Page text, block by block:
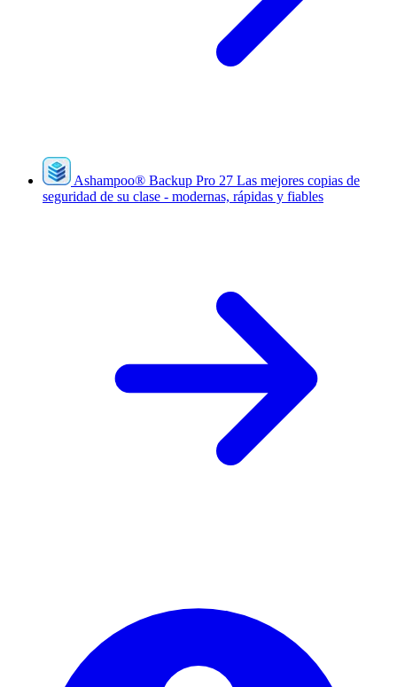
Ashampoo® Backup Pro 27 Las mejores copias de
seguridad de su clase - modernas, rápidas y fiables